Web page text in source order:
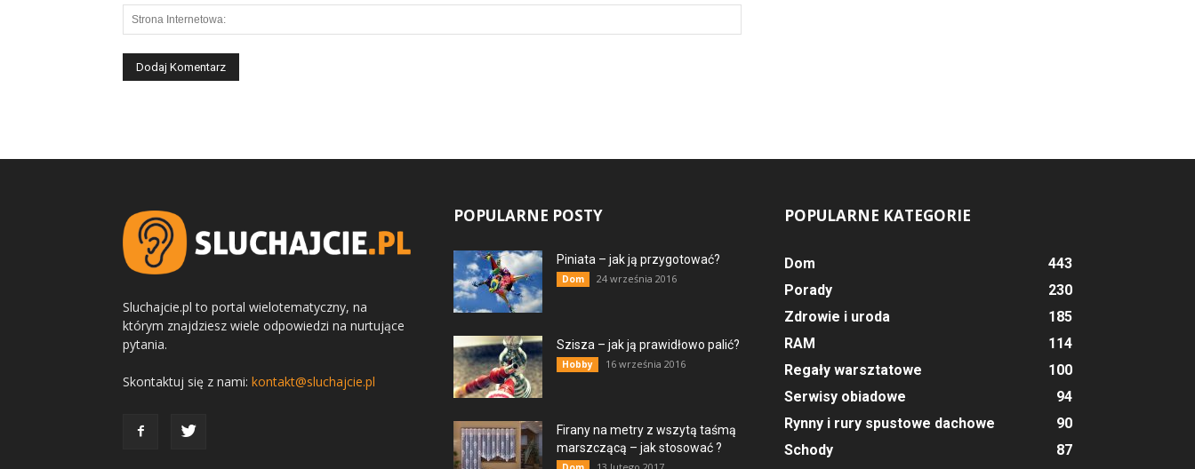
Sluchajcie.pl to portal wielotematyczny, na
którym znajdziesz wiele odpowiedzi na nurtujące
pytania.
Skontaktuj się z nami: kontakt@sluchajcie.pl
POPULARNE POSTY
Piniata – jak ją przygotować?
Dom 24 września 2016
Szisza – jak ją prawidłowo palić?
Hobby 16 września 2016
Firany na metry z wszytą taśmą
marszczącą – jak stosować ?
POPULARNE KATEGORIE
Dom
443
Porady
230
Zdrowie i uroda
185
RAM
114
Regały warsztatowe
100
Serwisy obiadowe
94
Rynny i rury spustowe dachowe
90
Schody
87